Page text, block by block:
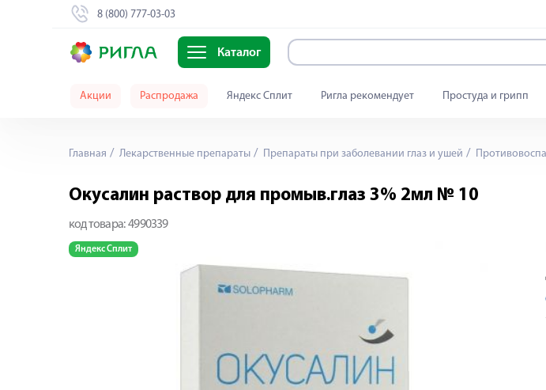
8 (800) 777-03-03
Каталог
Акции Распродажа Яндекс Сплит Ригла рекомендует Простуда и грипп
Главная Лекарственные препараты Препараты при заболевании глаз и ушей
Окусалин раствор для промыв.глаз 3% 2мл № 10
код товара: 4990339
Яндекс Сплит